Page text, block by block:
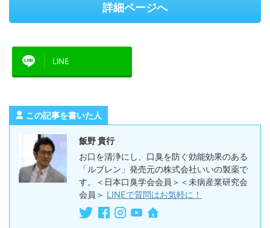
詳細ページへ
LINE
この記事を書いた人
飯野 貴行
お口を清浄にし、口臭を防ぐ効能効果のある
「ルブレン」発売元の株式会社いいの製薬で
す。＜日本口臭学会会員＞＜未病産業研究会
会員＞ LINEで質問はお気軽に！